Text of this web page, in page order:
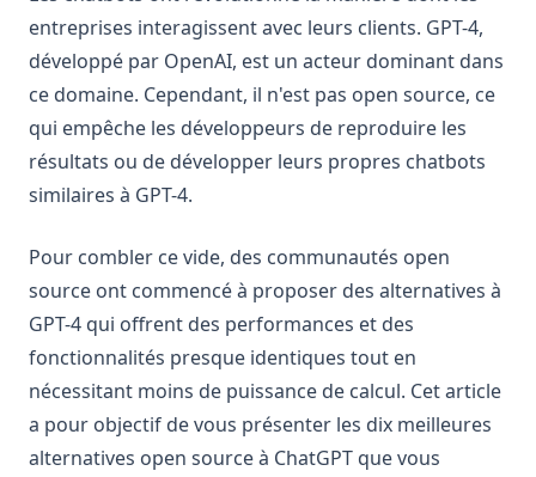
entreprises interagissent avec leurs clients. GPT-4,
développé par OpenAI, est un acteur dominant dans
ce domaine. Cependant, il n'est pas open source, ce
qui empêche les développeurs de reproduire les
résultats ou de développer leurs propres chatbots
similaires à GPT-4.
Pour combler ce vide, des communautés open
source ont commencé à proposer des alternatives à
GPT-4 qui offrent des performances et des
fonctionnalités presque identiques tout en
nécessitant moins de puissance de calcul. Cet article
a pour objectif de vous présenter les dix meilleures
alternatives open source à ChatGPT que vous